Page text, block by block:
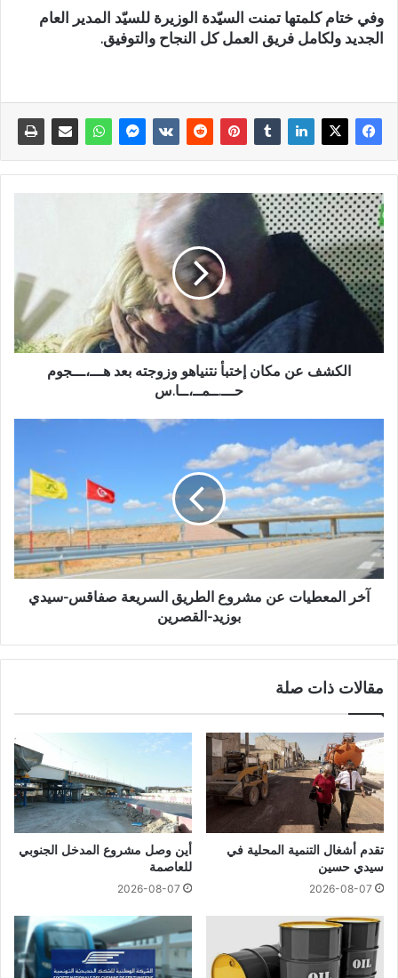
وفي ختام كلمتها تمنت السيّدة الوزيرة للسيّد المدير العام
الجديد ولكامل فريق العمل كل النجاح والتوفيق.
الكشف عن مكان إختبأ نتنياهو وزوجته بعد هـــ،ـــجوم
حـــ.ــمــ،ــا.س
آخر المعطيات عن مشروع الطريق السريعة صفاقس-سيدي
بوزيد-القصرين
مقالات ذات صلة
تقدم أشغال التنمية المحلية في
سيدي حسين
2026-08-07
أين وصل مشروع المدخل الجنوبي
للعاصمة
2026-08-07